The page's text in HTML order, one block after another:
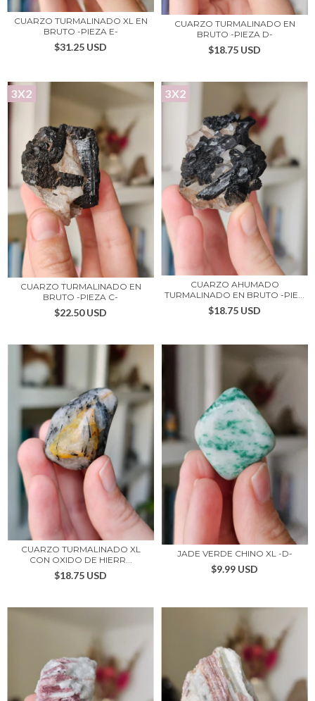
CUARZO TURMALINADO XL EN
BRUTO -PIEZA E-
$31.25 USD
CUARZO TURMALINADO EN
BRUTO -PIEZA D-
$18.75 USD
3X2
CUARZO TURMALINADO EN
BRUTO -PIEZA C-
$22.50 USD
3X2
CUARZO AHUMADO
TURMALINADO EN BRUTO -PIE...
$18.75 USD
CUARZO TURMALINADO XL
CON OXIDO DE HIERR...
$18.75 USD
JADE VERDE CHINO XL -D-
$9.99 USD